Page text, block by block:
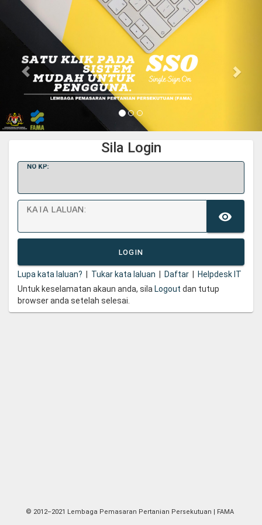
Sila Login
NO KP:
KATA LALUAN:
LOGIN
Lupa kata laluan? Tukar kata laluan Daftar
Helpdesk IT
Untuk keselamatan akaun anda, sila Logout dan tutup
browser anda setelah selesai.
© 2012–2021 Lembaga Pemasaran Pertanian Persekutuan | FAMA